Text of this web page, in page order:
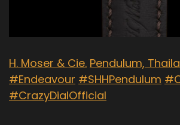
H. Moser & Cie. Pendulum,
#Endeavour #SHHPendulum
#CrazyDialOfficial